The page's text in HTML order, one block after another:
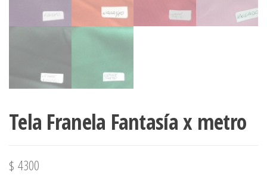
Tela Franela Fantasía x metro
$ 4300